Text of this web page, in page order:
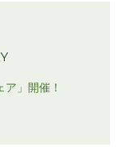
」開催！